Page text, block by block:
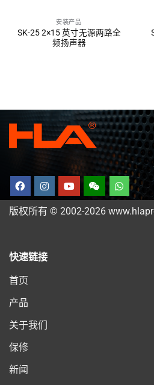
安装产品
SK-25 2×15 英寸无源两路全
频扬声器
版权所有 © 2002-2026
快速链接
首页
产品
关于我们
保修
新闻